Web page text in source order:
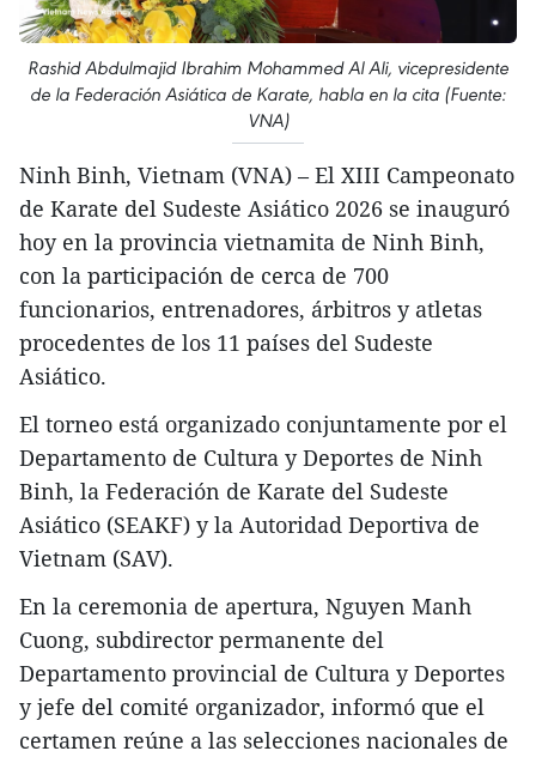
Rashid Abdulmajid Ibrahim Mohammed Al Ali, vicepresidente
de la Federación Asiática de Karate, habla en la cita (Fuente:
VNA)
Ninh Binh, Vietnam (VNA) – El XIII Campeonato
de Karate del Sudeste Asiático 2026 se inauguró
hoy en la provincia vietnamita de Ninh Binh,
con la participación de cerca de 700
funcionarios, entrenadores, árbitros y atletas
procedentes de los 11 países del Sudeste
Asiático.
El torneo está organizado conjuntamente por el
Departamento de Cultura y Deportes de Ninh
Binh, la Federación de Karate del Sudeste
Asiático (SEAKF) y la Autoridad Deportiva de
Vietnam (SAV).
En la ceremonia de apertura, Nguyen Manh
Cuong, subdirector permanente del
Departamento provincial de Cultura y Deportes
y jefe del comité organizador, informó que el
certamen reúne a las selecciones nacionales de